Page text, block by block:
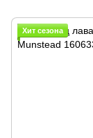
Хит сезона